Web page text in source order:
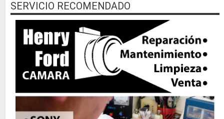
SERVICIO RECOMENDADO